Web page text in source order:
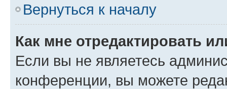
Вернуться к началу
Как мне отредактировать
Если вы не являетесь
конференции, вы можете